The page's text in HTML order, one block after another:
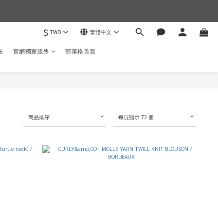
$ TWD 繁體中文
官網獨家販售 部落格首頁
商品排序 每頁顯示 72 個